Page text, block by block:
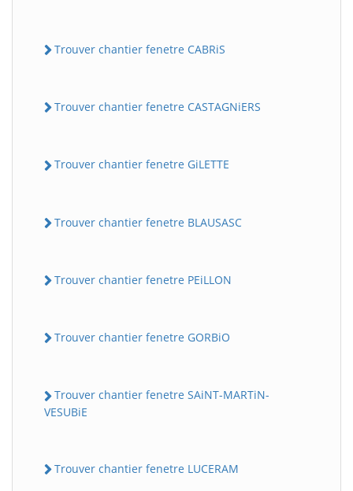
Trouver chantier fenetre CABRiS
Trouver chantier fenetre CASTAGNiERS
Trouver chantier fenetre GiLETTE
Trouver chantier fenetre BLAUSASC
Trouver chantier fenetre PEiLLON
Trouver chantier fenetre GORBiO
Trouver chantier fenetre SAiNT-MARTiN-
VESUBiE
Trouver chantier fenetre LUCERAM